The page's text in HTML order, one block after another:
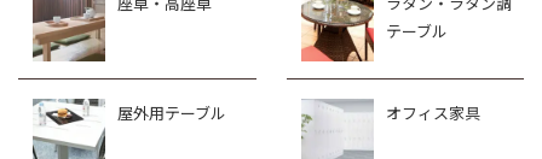
テーブル
屋外用テーブル オフィス家具